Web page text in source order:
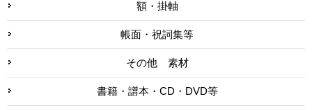
額・掛軸
帳面・祝詞集等
その他 素材
書籍・譜本・CD・DVD等